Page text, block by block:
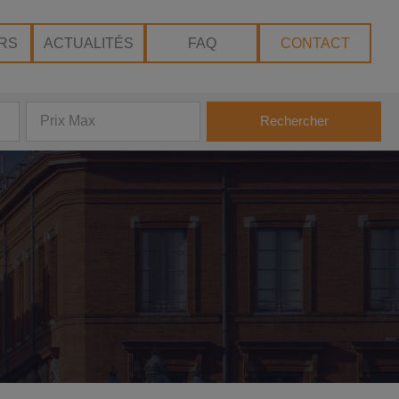
ACTUALITÉS FAQ CONTACT
Rechercher